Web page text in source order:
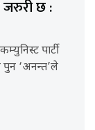
छ :
पार्टी
पुन ‘अनन्त’ले